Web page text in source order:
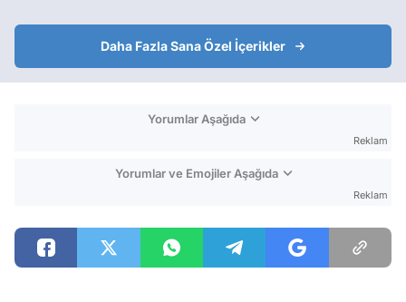
Daha Fazla Sana Özel İçerikler
Yorumlar Aşağıda
Reklam
Yorumlar ve Emojiler Aşağıda
Reklam